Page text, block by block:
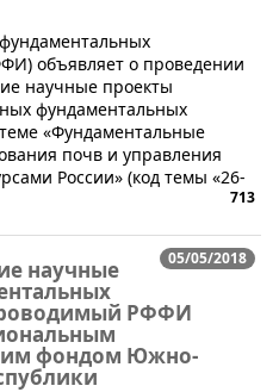
объявляет о проведении
научные проекты
фундаментальных
«Фундаментальные
почв и управления
России» (код темы «26-
713
05/05/2018
научные
РФФИ
фондом Южно-